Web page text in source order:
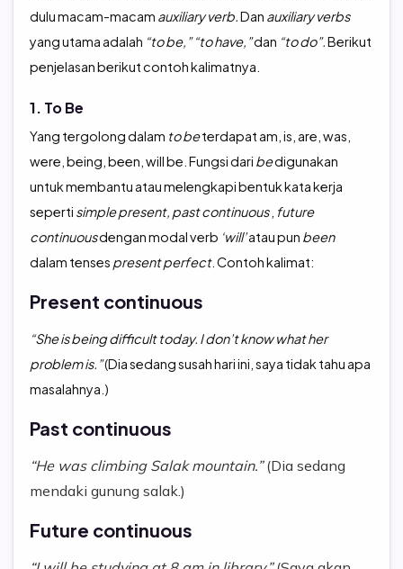
dulu macam-macam auxiliary verb. Dan auxiliary verbs
yang utama adalah “to be,” “to have,”dan “to do”. Berikut
penjelasan berikut contoh kalimatnya.
1. To Be
Yang tergolong dalam tobeterdapat am, is, are, was,
were, being, been, will be. Fungsi dari bedigunakan
untuk membantu atau melengkapi bentuk kata kerja
seperti simple present, past continuous, future
continuousdengan modal verb ‘will’atau pun been
dalam tenses present perfect. Contoh kalimat:
Present continuous
“She is being difficult today. I don’t know what her
problem is.”(Dia sedang susah hari ini, saya tidak tahu apa
masalahnya.)
Past continuous
“He was climbing Salak mountain.”(Dia sedang
mendaki gunung salak.)
Future continuous